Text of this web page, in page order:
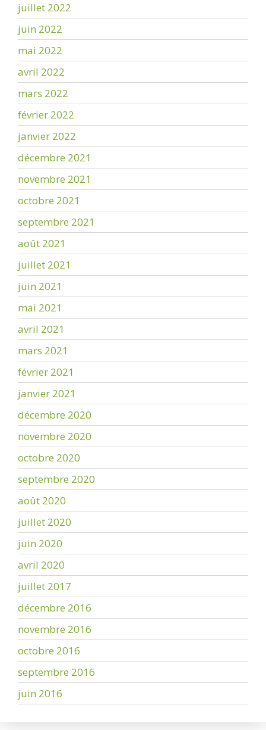
juillet 2022
juin 2022
mai 2022
avril 2022
mars 2022
février 2022
janvier 2022
décembre 2021
novembre 2021
octobre 2021
septembre 2021
août 2021
juillet 2021
juin 2021
mai 2021
avril 2021
mars 2021
février 2021
janvier 2021
décembre 2020
novembre 2020
octobre 2020
septembre 2020
août 2020
juillet 2020
juin 2020
avril 2020
juillet 2017
décembre 2016
novembre 2016
octobre 2016
septembre 2016
juin 2016